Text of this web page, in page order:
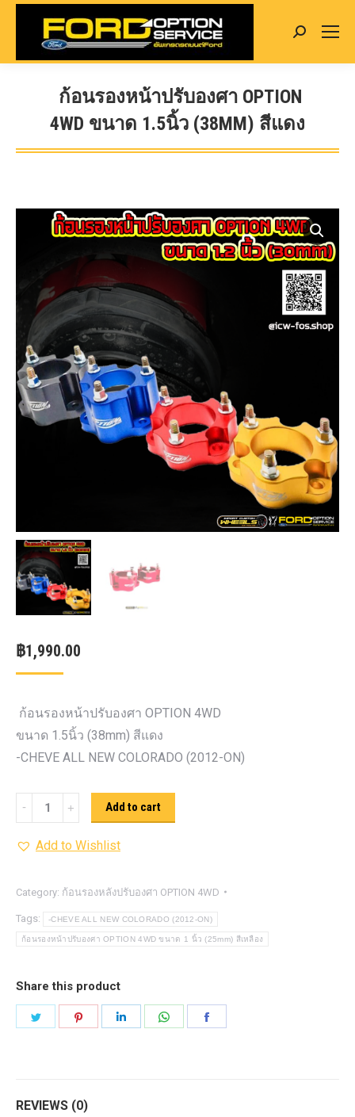
Search:
ก้อนรองหน้าปรับองศา OPTION
4WD ขนาด 1.5นิ้ว (38MM) สีแดง
You are here:
฿1,990.00
ก้อนรองหน้าปรับองศา OPTION 4WD
ขนาด 1.5นิ้ว (38mm) สีแดง
-CHEVE ALL NEW COLORADO (2012-ON)
รอง
หน้า
องศา
OPTION
4WD ขนาด
(38mm)
สี
แดง
Add to cart
Add to Wishlist
Category: ก้อนรองหลังปรับองศา OPTION 4WD
Tags: -CHEVE ALL NEW COLORADO (2012-ON)
ก้อนรองหน้าปรับองศา OPTION 4WD ขนาด 1 นิ้ว (25mm) สีเหลือง
Share this product
REVIEWS (0)